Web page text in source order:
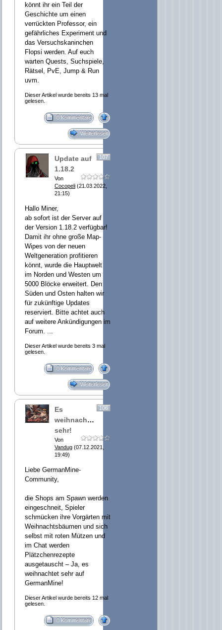
könnt ihr ein Teil der
Geschichte um einen
verrückten Professor, ein
gefährliches Experiment und
das Versuchskaninchen
Flopsi werden. Auf euch
warten Quests, Suchspiele,
Rätsel, PvE, Jump & Run
uvm.
Dieser Artikel wurde bereits 13 mal
gelesen.
0 Kommentare
Weiterlesen
107
Update auf
1.18.2
Von
Cocopeli (21.03.2022,
21:15)
Hallo Miner,
ab sofort ist der Server auf
der Version 1.18.2 verfügbar!
Damit ihr ohne große Map-
Wipes von der neuen
Weltgeneration profitieren
könnt, wurde die Hauptwelt
im Norden und Westen um
5000 Blöcke erweitert. Den
Süden und Osten halten wir
für zukünftige Updates
reserviert. Bitte achtet auch
auf weitere Ankündigungen im
Forum. ...
Dieser Artikel wurde bereits 3 mal
gelesen.
0 Kommentare
Weiterlesen
106
Es
weihnachtet
sehr!
Von
Vandug (07.12.2021,
19:49)
Liebe GermanMine-
Community,
die Shops am Spawn werden
eingeschneit, Spieler
schmücken ihre Vorgärten mit
Weihnachtsbäumen und sich
selbst mit roten Mützen und
im Chat werden
Plätzchenrezepte
ausgetauscht – Ja, es
weihnachtet sehr auf
GermanMine!
Dieser Artikel wurde bereits 12 mal
gelesen.
0 Kommentare